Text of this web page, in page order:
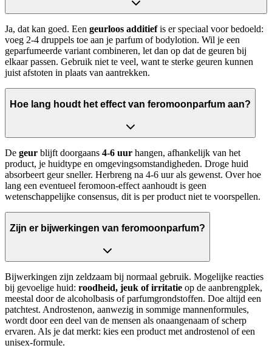
Ja, dat kan goed. Een geurloos additiefis er speciaal voor bedoeld:
voeg 2-4 druppels toe aan je parfum of bodylotion. Wil je een
geparfumeerde variant combineren, let dan op dat de geuren bij
elkaar passen. Gebruik niet te veel, want te sterke geuren kunnen
juist afstoten in plaats van aantrekken.
Hoe lang houdt het effect van feromoonparfum aan?
De geur blijft doorgaans 4-6 uur hangen, afhankelijk van het
product, je huidtype en omgevingsomstandigheden. Droge huid
absorbeert geur sneller. Herbreng na 4-6 uur als gewenst. Over hoe
lang een eventueel feromoon-effect aanhoudt is geen
wetenschappelijke consensus, dit is per product niet te voorspellen.
Zijn er bijwerkingen van feromoonparfum?
Bijwerkingen zijn zeldzaam bij normaal gebruik. Mogelijke reacties
bij gevoelige huid: roodheid, jeuk of irritatie op de aanbrengplek,
meestal door de alcoholbasis of parfumgrondstoffen. Doe altijd een
patchtest. Androstenon, aanwezig in sommige mannenformules,
wordt door een deel van de mensen als onaangenaam of scherp
ervaren. Als je dat merkt: kies een product met androstenol of een
unisex-formule.